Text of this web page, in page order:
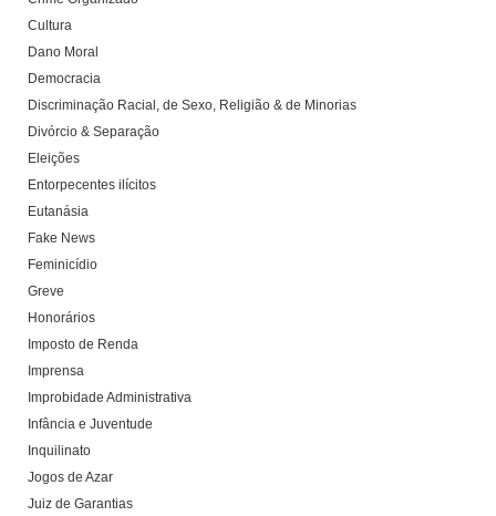
Cultura
Dano Moral
Democracia
Discriminação Racial, de Sexo, Religião & de Minorias
Divórcio & Separação
Eleições
Entorpecentes ilícitos
Eutanásia
Fake News
Feminicídio
Greve
Honorários
Imposto de Renda
Imprensa
Improbidade Administrativa
Infância e Juventude
Inquilinato
Jogos de Azar
Juiz de Garantias